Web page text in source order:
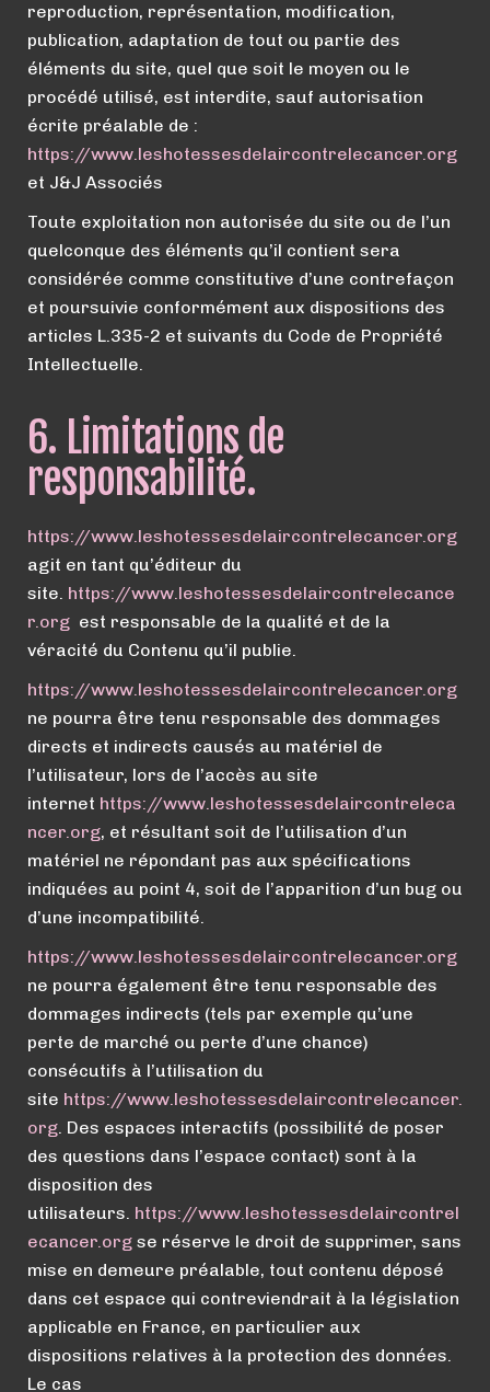
reproduction, représentation, modification,
publication, adaptation de tout ou partie des
éléments du site, quel que soit le moyen ou le
procédé utilisé, est interdite, sauf autorisation
écrite préalable de :
https://www.leshotessesdelaircontrelecancer.org
et J&J Associés
Toute exploitation non autorisée du site ou de l’un
quelconque des éléments qu’il contient sera
considérée comme constitutive d’une contrefaçon
et poursuivie conformément aux dispositions des
articles L.335-2 et suivants du Code de Propriété
Intellectuelle.
6. Limitations de
responsabilité.
https://www.leshotessesdelaircontrelecancer.org
agit en tant qu’éditeur du
site. https://www.leshotessesdelaircontrelecance
r.org est responsable de la qualité et de la
véracité du Contenu qu’il publie.
https://www.leshotessesdelaircontrelecancer.org
ne pourra être tenu responsable des dommages
directs et indirects causés au matériel de
l’utilisateur, lors de l’accès au site
internet https://www.leshotessesdelaircontreleca
ncer.org, et résultant soit de l’utilisation d’un
matériel ne répondant pas aux spécifications
indiquées au point 4, soit de l’apparition d’un bug ou
d’une incompatibilité.
https://www.leshotessesdelaircontrelecancer.org
ne pourra également être tenu responsable des
dommages indirects (tels par exemple qu’une
perte de marché ou perte d’une chance)
consécutifs à l’utilisation du
site https://www.leshotessesdelaircontrelecancer.
org. Des espaces interactifs (possibilité de poser
des questions dans l’espace contact) sont à la
disposition des
utilisateurs. https://www.leshotessesdelaircontrel
ecancer.org se réserve le droit de supprimer, sans
mise en demeure préalable, tout contenu déposé
dans cet espace qui contreviendrait à la législation
applicable en France, en particulier aux
dispositions relatives à la protection des données.
Le cas